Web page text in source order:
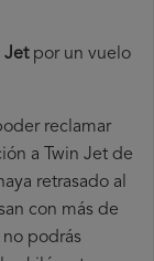
Jetpor un vuelo
reclamar
a Twin Jet de
retrasado al
con más de
no podrás